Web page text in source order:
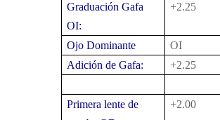
Graduación Gafa
OI:
+2.25
Ojo Dominante
OI
Adición de Gafa:
+2.25
Primera lente de
+2.00